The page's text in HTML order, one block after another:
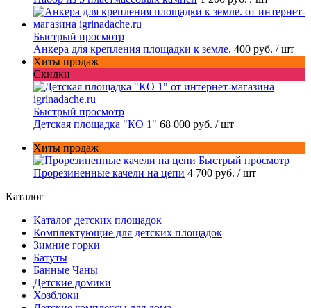
Быстрый просмотр
Анкера для крепления площадки к земле. 400 руб. / шт
Хиты продаж
Скидки
Быстрый просмотр
Детская площадка "КО 1" 68 000 руб. / шт
Хиты продаж
Быстрый просмотр
Прорезиненные качели на цепи 4 700 руб. / шт
Каталог
Каталог детских площадок
Комплектующие для детских площадок
Зимние горки
Батуты
Банные Чаны
Детские домики
Хозблоки